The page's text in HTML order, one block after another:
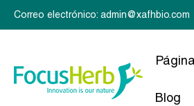
Correo electrónico: admin@xafhbio.com
Blog